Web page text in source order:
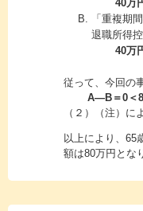
40万
「重複期
退職所得
40万
従って、今回の
A―B＝0＜
（２）（注）に
以上により、65
額は80万円とな